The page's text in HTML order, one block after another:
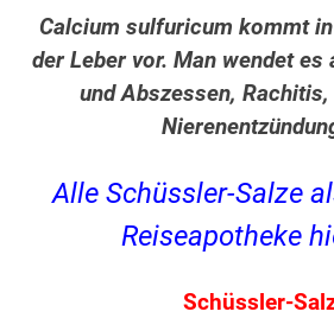
Calcium sulfuricum kommt
der Leber vor. Man wendet es
und Abszessen,
Alle Schüssler-Salze
Reiseapotheke
Schüssler-